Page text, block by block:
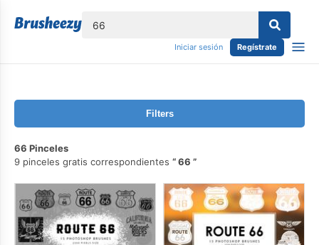
Iniciar sesión Regístrate
Filters
66 Pinceles
9 pinceles gratis correspondientes
66